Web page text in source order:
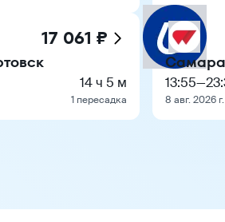
17 061 ₽
14 ч 5 м
1 пересадка
13:55—
8 авг. 2026 г.